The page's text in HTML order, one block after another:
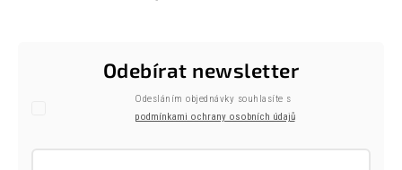
Odebírat newsletter
Odesláním objednávky souhlasíte s
podmínkami ochrany osobních údajů